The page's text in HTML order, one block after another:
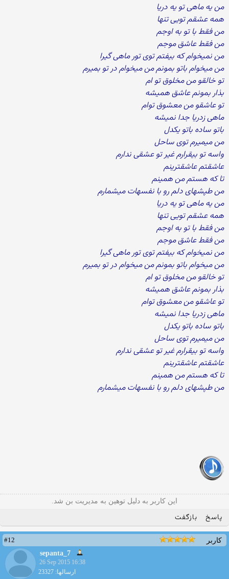
من یه ماهی تو یه دریا
همه عشقم تویی تنها
من فقط با تو به اوجم
من فقط عاشق موجم
من نمیخوام که بیفتم توی تور ماهی گیرا
من میخوام باتو بمونم من میخوام در تو بمیرم
تو خالقو من مخلوق تو ام
بذار بمونم عاشق همیشه
تو عاشقو من معشوق توام
ماهی زدریا جدا نمیشه
باتو ساده باتو یکدل
من میمیرم توی ساحل
واسه تو بیقرارم غیر تو عشقی ندارم
عاشقتم عاشقترینم
تا که هستم من همینم
من طپشهای دلم رو با نفسهات میشمارم
من یه ماهی تو یه دریا
همه عشقم تویی تنها
من فقط با تو به اوجم
من فقط عاشق موجم
من نمیخوام که بیفتم توی تور ماهی گیرا
من میخوام باتو بمونم من میخوام در تو بمیرم
تو خالقو من مخلوق تو ام
بذار بمونم عاشق همیشه
تو عاشقو من معشوق توام
ماهی زدریا جدا نمیشه
باتو ساده باتو یکدل
من میمیرم توی ساحل
واسه تو بیقرارم غیر تو عشقی ندارم
عاشقتم عاشقترینم
تا که هستم من همینم
من طپشهای دلم رو با نفسهات میشمارم
این کاربر به دلیل توهین به مدیریت بن شد.
پاسخ بازگفت
کاربر
#12
sepanta_7
26 Sep 2015 16:38
ارسالها: 23327